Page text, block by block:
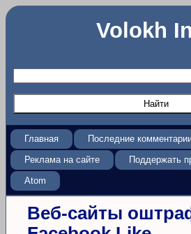
Volokh
Главная Последние
Реклама на сайте
Поддержать
Atom
Веб-сайты